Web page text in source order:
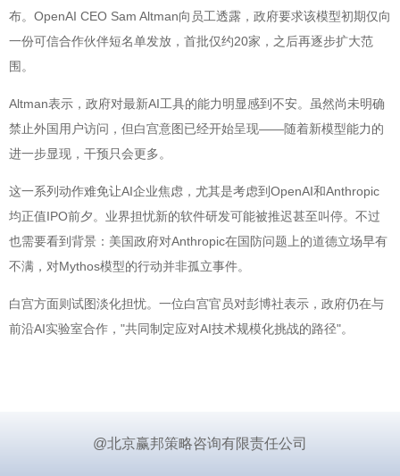
布。OpenAI CEO Sam Altman向员工透露，政府要求该模型初期仅向
一份可信合作伙伴短名单发放，首批仅约20家，之后再逐步扩大范
围。
Altman表示，政府对最新AI工具的能力明显感到不安。虽然尚未明确
禁止外国用户访问，但白宫意图已经开始呈现——随着新模型能力的
进一步显现，干预只会更多。
这一系列动作难免让AI企业焦虑，尤其是考虑到OpenAI和Anthropic
均正值IPO前夕。业界担忧新的软件研发可能被推迟甚至叫停。不过
也需要看到背景：美国政府对Anthropic在国防问题上的道德立场早有
不满，对Mythos模型的行动并非孤立事件。
白宫方面则试图淡化担忧。一位白宫官员对彭博社表示，政府仍在与
前沿AI实验室合作，"共同制定应对AI技术规模化挑战的路径"。
@北京赢邦策略咨询有限责任公司